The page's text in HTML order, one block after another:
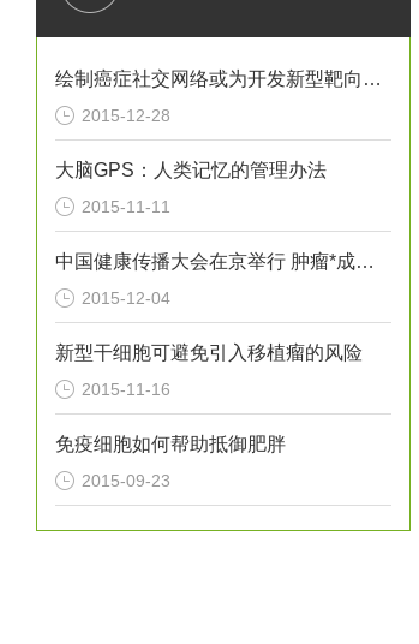
绘制癌症社交网络或为开发新型靶向疗法提供思路
2015-12-28
大脑GPS：人类记忆的管理办法
2015-11-11
中国健康传播大会在京举行 肿瘤*成为热议焦点
2015-12-04
新型干细胞可避免引入移植瘤的风险
2015-11-16
免疫细胞如何帮助抵御肥胖
2015-09-23